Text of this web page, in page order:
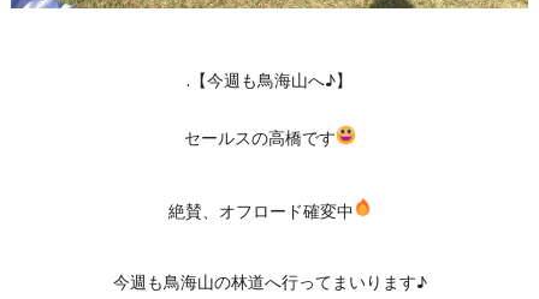
.【今週も鳥海山へ♪】
セールスの高橋です
絶賛、オフロード確変中
今週も鳥海山の林道へ行ってまいります♪